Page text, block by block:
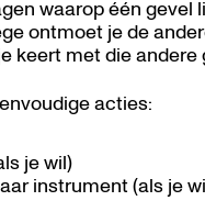
waarop één
ontmoet je de
keert met die
acties:
je wil)
instrument (als je